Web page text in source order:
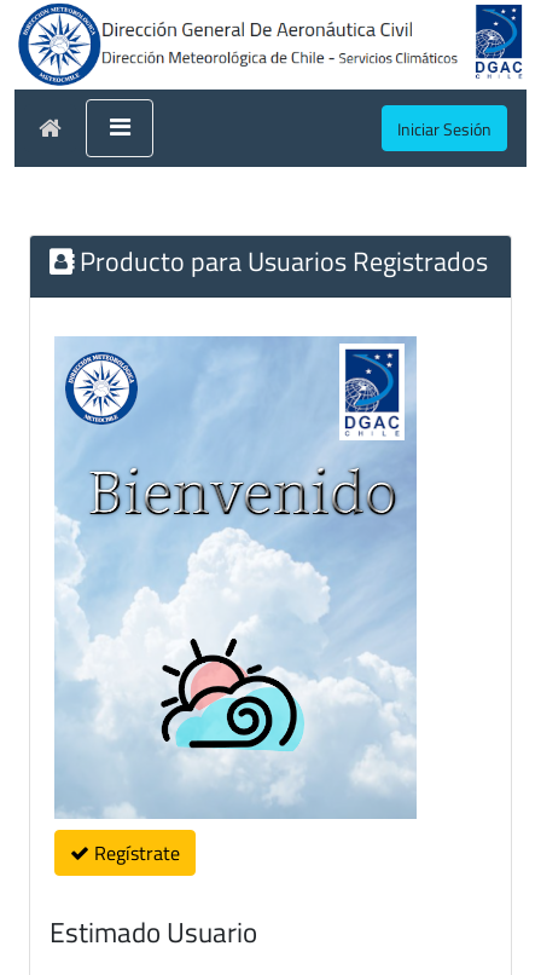
Iniciar Sesión
Producto para Usuarios Registrados
Regístrate
Estimado Usuario